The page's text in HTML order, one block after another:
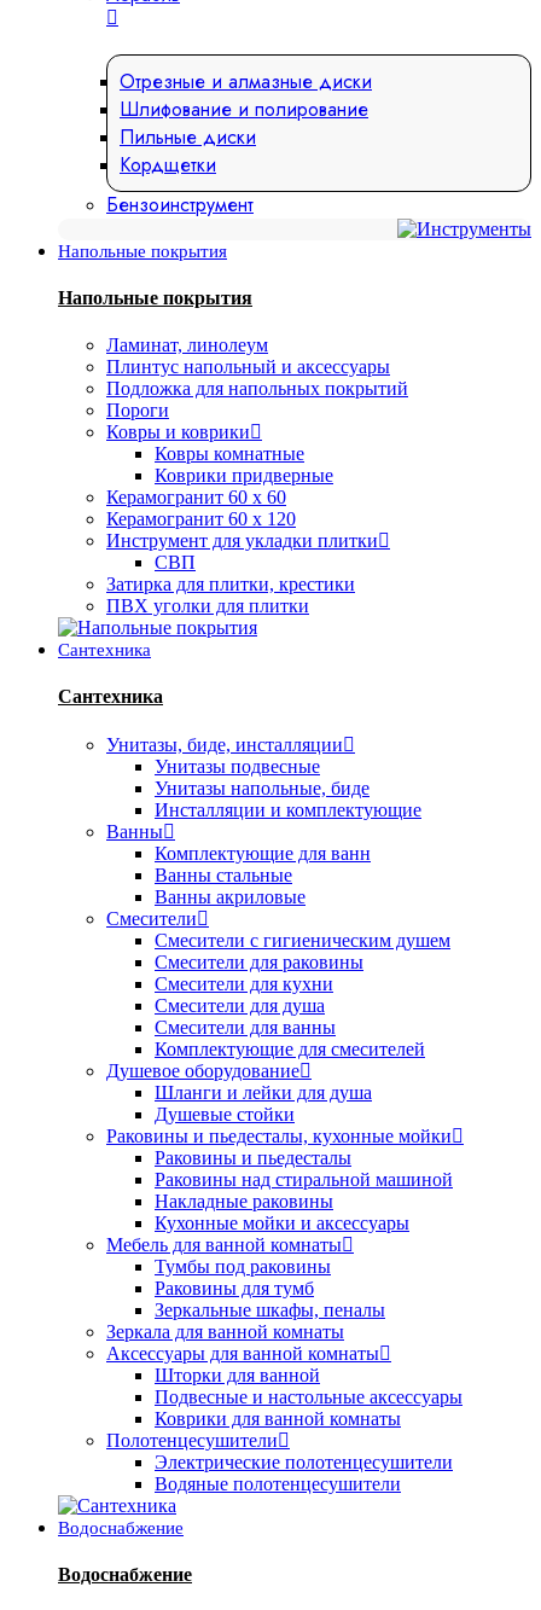
Отрезные и алмазные диски
Шлифование и полирование
Пильные диски
Кордщетки
Бензоинструмент
Напольные покрытия
Напольные покрытия
Ламинат, линолеум
Плинтус напольный и аксессуары
Подложка для напольных покрытий
Пороги
Ковры и коврики
Ковры комнатные
Коврики придверные
Керамогранит 60 х 60
Керамогранит 60 х 120
Инструмент для укладки плитки
СВП
Затирка для плитки, крестики
ПВХ уголки для плитки
Сантехника
Сантехника
Унитазы, биде, инсталляции
Унитазы подвесные
Унитазы напольные, биде
Инсталляции и комплектующие
Ванны
Комплектующие для ванн
Ванны стальные
Ванны акриловые
Смесители
Смесители с гигиеническим душем
Смесители для раковины
Смесители для кухни
Смесители для душа
Смесители для ванны
Комплектующие для смесителей
Душевое оборудование
Шланги и лейки для душа
Душевые стойки
Раковины и пьедесталы, кухонные мойки
Раковины и пьедесталы
Раковины над стиральной машиной
Накладные раковины
Кухонные мойки и аксессуары
Мебель для ванной комнаты
Тумбы под раковины
Раковины для тумб
Зеркальные шкафы, пеналы
Зеркала для ванной комнаты
Аксессуары для ванной комнаты
Шторки для ванной
Подвесные и настольные аксессуары
Коврики для ванной комнаты
Полотенцесушители
Электрические полотенцесушители
Водяные полотенцесушители
Водоснабжение
Водоснабжение